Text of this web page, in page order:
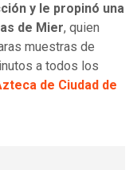
y le propinó una
de Mier, quien
muestras de
a todos los
de Ciudad de